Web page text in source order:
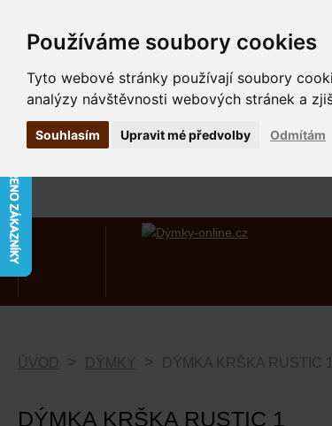
Používáme soubory cookies
Tyto webové stránky používají soubory
analýzy návštěvnosti webových stránek a
Souhlasím Odmítám
Upravit mé předvolby
ÚVOD DÝMKY DÝMKA KRŠKA RUSTIC 1
DÝMKA KRŠKA RUSTIC 1